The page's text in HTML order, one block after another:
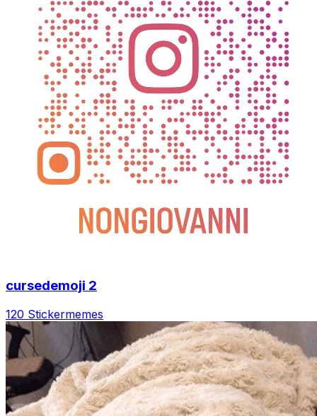
cursedemoji 2
120 Stickermemes